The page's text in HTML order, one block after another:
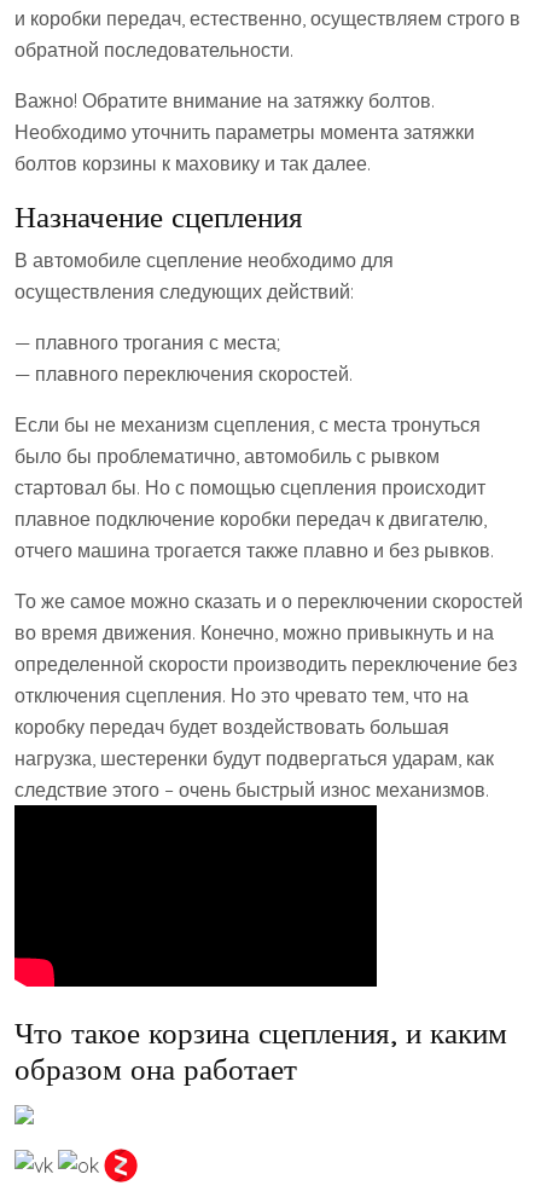
и коробки передач, естественно, осуществляем строго в
обратной последовательности.
Важно! Обратите внимание на затяжку болтов.
Необходимо уточнить параметры момента затяжки
болтов корзины к маховику и так далее.
Назначение сцепления
В автомобиле сцепление необходимо для
осуществления следующих действий:
— плавного трогания с места;
— плавного переключения скоростей.
Если бы не механизм сцепления, с места тронуться
было бы проблематично, автомобиль с рывком
стартовал бы. Но с помощью сцепления происходит
плавное подключение коробки передач к двигателю,
отчего машина трогается также плавно и без рывков.
То же самое можно сказать и о переключении скоростей
во время движения. Конечно, можно привыкнуть и на
определенной скорости производить переключение без
отключения сцепления. Но это чревато тем, что на
коробку передач будет воздействовать большая
нагрузка, шестеренки будут подвергаться ударам, как
следствие этого – очень быстрый износ механизмов.
Что такое корзина сцепления, и каким
образом она работает